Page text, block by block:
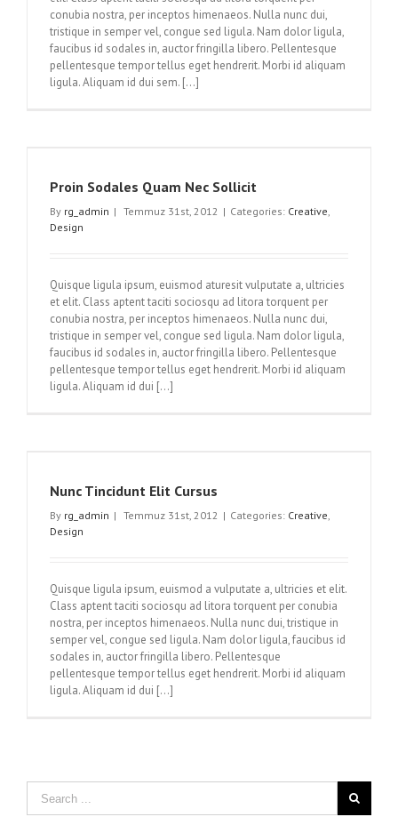
conubia nostra, per inceptos himenaeos. Nulla nunc dui,
tristique in semper vel, congue sed ligula. Nam dolor ligula,
faucibus id sodales in, auctor fringilla libero. Pellentesque
pellentesque tempor tellus eget hendrerit. Morbi id aliquam
ligula. Aliquam id dui sem. [...]
Proin Sodales Quam Nec Sollicit
By rg_admin | Temmuz 31st, 2012 | Categories: Creative,
Design
Quisque ligula ipsum, euismod aturesit vulputate a, ultricies
et elit. Class aptent taciti sociosqu ad litora torquent per
conubia nostra, per inceptos himenaeos. Nulla nunc dui,
tristique in semper vel, congue sed ligula. Nam dolor ligula,
faucibus id sodales in, auctor fringilla libero. Pellentesque
pellentesque tempor tellus eget hendrerit. Morbi id aliquam
ligula. Aliquam id dui [...]
Nunc Tincidunt Elit Cursus
By rg_admin | Temmuz 31st, 2012 | Categories: Creative,
Design
Quisque ligula ipsum, euismod a vulputate a, ultricies et elit.
Class aptent taciti sociosqu ad litora torquent per conubia
nostra, per inceptos himenaeos. Nulla nunc dui, tristique in
semper vel, congue sed ligula. Nam dolor ligula, faucibus id
sodales in, auctor fringilla libero. Pellentesque
pellentesque tempor tellus eget hendrerit. Morbi id aliquam
ligula. Aliquam id dui [...]